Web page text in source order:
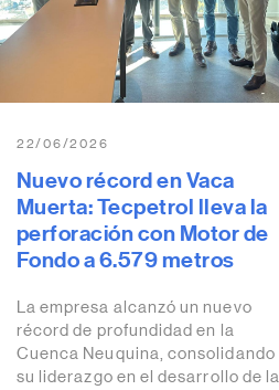
22/06/2026
Nuevo récord en Vaca
Muerta: Tecpetrol lleva la
perforación con Motor de
Fondo a 6.579 metros
La empresa alcanzó un nuevo
récord de profundidad en la
Cuenca Neuquina, consolidando
su liderazgo en el desarrollo de la